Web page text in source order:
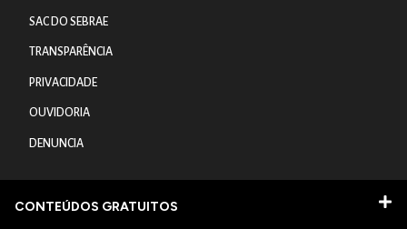
SAC DO SEBRAE
TRANSPARÊNCIA
PRIVACIDADE
OUVIDORIA
DENUNCIA
CONTEÚDOS GRATUITOS